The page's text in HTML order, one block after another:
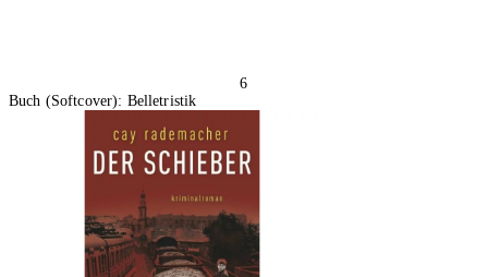
6
Buch (Softcover): Belletristik